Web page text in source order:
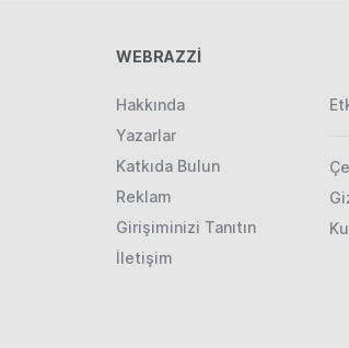
WEBRAZZİ
Hakkında
Yazarlar
Katkıda Bulun
Reklam
Girişiminizi Tanıtın
İletişim